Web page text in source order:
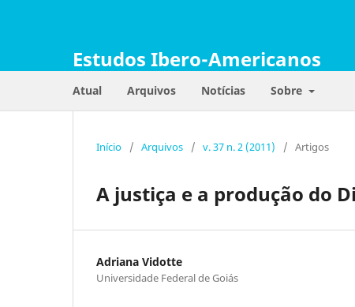
Estudos Ibero-Americanos
Atual Arquivos Notícias Sobre
Início / Arquivos / v. 37 n. 2 (2011) / Artigos
A justiça e a produção do
Adriana Vidotte
Universidade Federal de Goiás